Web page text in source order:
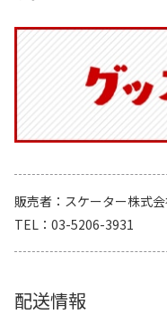
販売者
スケーター株式
TEL
03-5206-3931
配送情報